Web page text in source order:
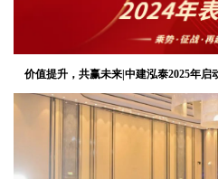
价值提升，共赢未来|中建泓泰2025年启